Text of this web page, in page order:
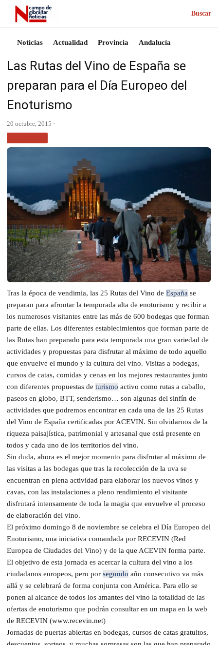
Buscar
Noticias Actualidad Provincia Andalucía
Las Rutas del Vino de España se
preparan para el Día Europeo del
Enoturismo
20 octubre, 2015 ·
Tras la época de vendimia, las 25 Rutas del Vino de España se
preparan para afrontar la temporada alta de enoturismo y recibir a
los numerosos visitantes entre las más de 600 bodegas que forman
parte de ellas. Los diferentes establecimientos que forman parte de
las Rutas han preparado para esta temporada una gran variedad de
actividades y propuestas para disfrutar al máximo de todo aquello
que envuelve el mundo y la cultura del vino. Visitas a bodegas,
cursos de catas, comidas y cenas en los mejores restaurantes junto
con diferentes propuestas de turismo activo como rutas a caballo,
paseos en globo, BTT, senderismo… son algunas del sinfín de
actividades que podremos encontrar en cada una de las 25 Rutas
del Vino de España certificadas por ACEVIN. Sin olvidarnos de la
riqueza paisajística, patrimonial y artesanal que está presente en
todos y cada uno de los territorios del vino.
Sin duda, ahora es el mejor momento para disfrutar al máximo de
las visitas a las bodegas que tras la recolección de la uva se
encuentran en plena actividad para elaborar los nuevos vinos y
cavas, con las instalaciones a pleno rendimiento el visitante
disfrutará intensamente de toda la magia que envuelve el proceso
de elaboración del vino.
El próximo domingo 8 de noviembre se celebra el Día Europeo del
Enoturismo, una iniciativa comandada por RECEVIN (Red
Europea de Ciudades del Vino) y de la que ACEVIN forma parte.
El objetivo de esta jornada es acercar la cultura del vino a los
ciudadanos europeos, pero por segundo año consecutivo va más
allá y se celebrará de forma conjunta con América. Para ello se
ponen al alcance de todos los amantes del vino la totalidad de las
ofertas de enoturismo que podrán consultar en un mapa en la web
de RECEVIN (www.recevin.net)
Jornadas de puertas abiertas en bodegas, cursos de catas gratuitos,